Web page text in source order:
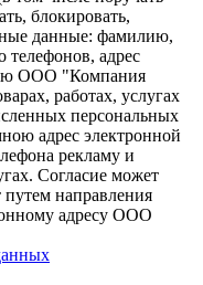
блокировать,
данные: фамилию,
адрес
ООО "Компания
работах, услугах
персональных
адрес электронной
рекламу и
Согласие может
направления
адресу ООО